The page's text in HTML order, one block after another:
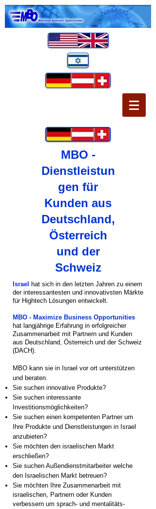
MBO -
Dienstleistun
gen für
Kunden aus
Deutschland,
Österreich
und der
Schweiz
Israel
hat sich in den letzten Jahren zu einem
der interessantesten und innovativsten Märkte
für Hightech Lösungen entwickelt.
MBO - Maximize Business Opportunities
hat langjährige Erfahrung in erfolgreicher
Zusammenarbeit mit Partnern und Kunden
aus Deutschland, Österreich und der Schweiz
(DACH).
MBO kann sie in Israel vor ort unterstützen
und beraten.
Sie suchen innovative Produkte?
Sie suchen interessante
Investitionsmöglichkeiten?
Sie suchen einen kompetenten Partner um
Ihre Produkte und Dienstleistungen in Israel
anzubieten?
Sie möchten den israelischen Markt
erschließen?
Sie suchen Außendienstmitarbeiter welche
den Israelischen Markt betreuen?
Sie möchten Ihre Zusammenarbeit mit
israelischen, Partnern oder Kunden
verbessern um sprach- und mentalitäts-